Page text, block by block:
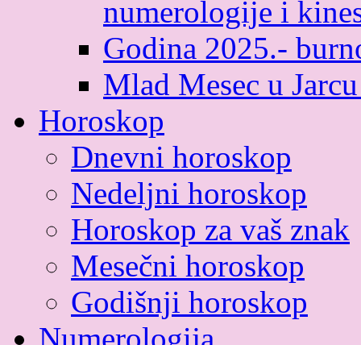
numerologije i
Godina 2025.-
Mlad Mesec u
Horoskop
Dnevni horoskop
Nedeljni horoskop
Horoskop za vaš znak
Mesečni horoskop
Godišnji horoskop
Numerologija